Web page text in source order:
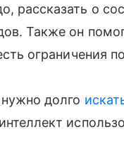
о
Также он
ограничения
долго